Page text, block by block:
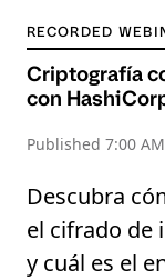
RECORDED
Criptografía
con
Published 7:00
Descubra
el cifrado de
y cuál es el